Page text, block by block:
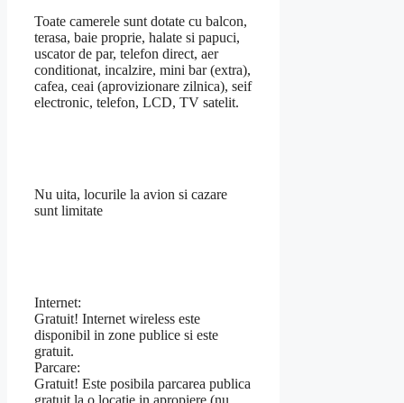
Toate camerele sunt dotate cu balcon,
terasa, baie proprie, halate si papuci,
uscator de par, telefon direct, aer
conditionat, incalzire, mini bar (extra),
cafea, ceai (aprovizionare zilnica), seif
electronic, telefon, LCD, TV satelit.
Nu uita, locurile la avion si cazare
sunt limitate
Internet:
Gratuit! Internet wireless este
disponibil in zone publice si este
gratuit.
Parcare:
Gratuit! Este posibila parcarea publica